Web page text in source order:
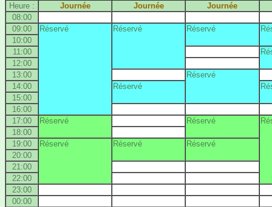
Heure :
Journée Journée
Journée
08:00
09:00
Réservé Réservé Réservé
10:00
11:00
12:00
13:00
Réservé
14:00
Réservé
15:00
16:00
17:00
Réservé Réservé
18:00
19:00
Réservé Réservé
Réservé
20:00
21:00
22:00
23:00
00:00